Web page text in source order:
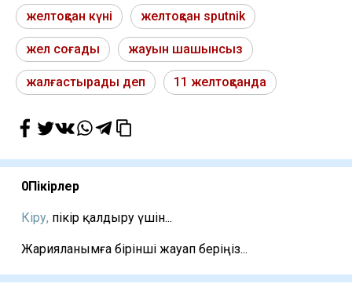
желтоқсан күні желтоқсан sputnik
жел соғады жауын шашынсыз
жалғастырады деп 11 желтоқсанда
0Пікірлер
Кіру, пікір қалдыру үшін...
Жарияланымға бірінші жауап беріңіз...